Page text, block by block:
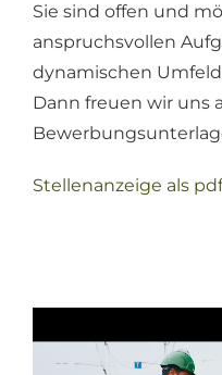
Sie sind offen und
anspruchsvollen
dynamischen
Dann freuen wir uns
Stellenanzeige als pdf